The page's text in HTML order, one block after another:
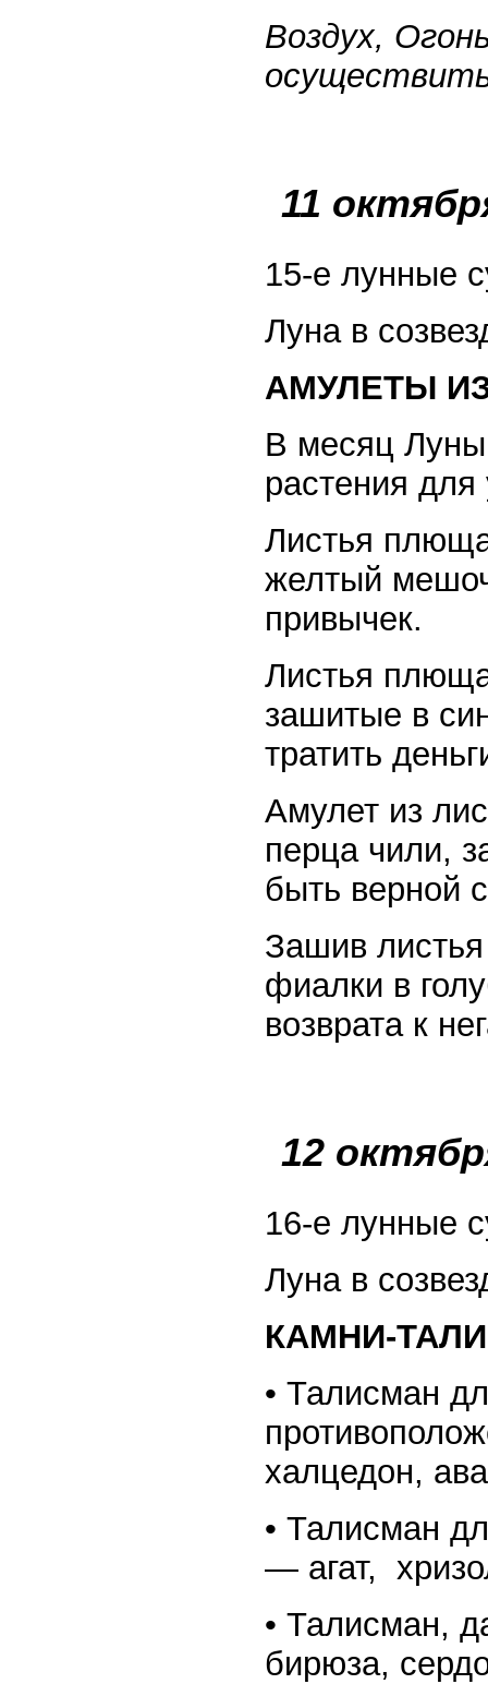
Воздух,
11
15-е лунные
Луна в
АМУЛЕТЫ
В месяц
растения
Листья
желтый
привычек.
Листья
зашитые в
тратить
Амулет из
перца чили,
быть верной
Зашив
фиалки в
возврата к
12
16-е лунные
Луна в
КАМНИ-
• Талисман
халцедон,
• Талисман
— агат,
• Талисман,
бирюза,